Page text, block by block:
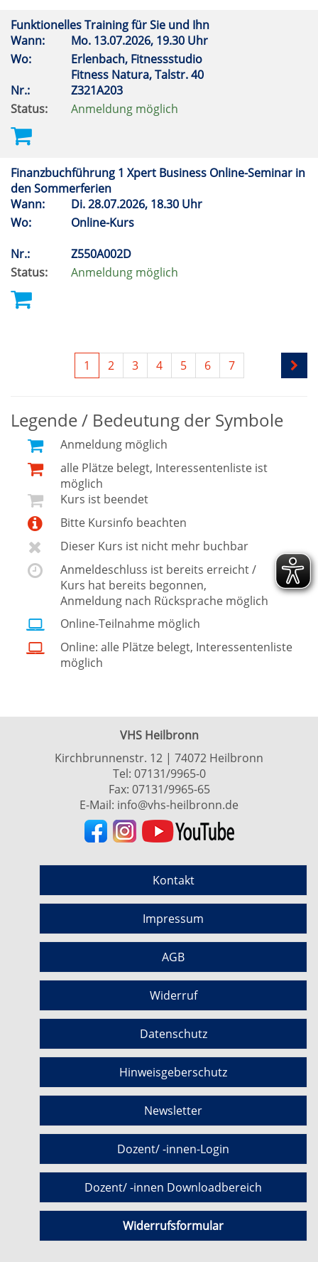
Funktionelles Training für Sie und Ihn
Wann:
Mo. 13.07.2026, 19.30 Uhr
Wo:
Erlenbach, Fitnessstudio
Fitness Natura, Talstr. 40
Nr.:
Z321A203
Status:
Anmeldung möglich
Finanzbuchführung 1 Xpert Business Online-Seminar in
den Sommerferien
Wann:
Di.28.07.2026, 18.30 Uhr
Wo:
Online-Kurs
Nr.:
Z550A002D
Status:
Anmeldung möglich
1 2 3 4 5 6 7
Legende / Bedeutung der Symbole
Anmeldung möglich
alle Plätze belegt, Interessentenliste ist
möglich
Kurs ist beendet
Bitte Kursinfo beachten
Dieser Kurs ist nicht mehr buchbar
Anmeldeschluss ist bereits erreicht /
Kurs hat bereits begonnen,
Anmeldung nach Rücksprache möglich
Online-Teilnahme möglich
Online: alle Plätze belegt, Interessentenliste
möglich
VHS Heilbronn
Kirchbrunnenstr. 12 | 74072 Heilbronn
Tel: 07131/9965-0
Fax: 07131/9965-65
E-Mail: info@vhs-heilbronn.de
Kontakt
Impressum
AGB
Widerruf
Datenschutz
Hinweisgeberschutz
Newsletter
Dozent/ -innen-Login
Dozent/ -innen Downloadbereich
Widerrufsformular